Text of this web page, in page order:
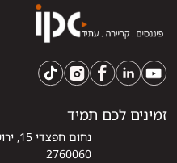
זמינים לכם תמיד
2760060